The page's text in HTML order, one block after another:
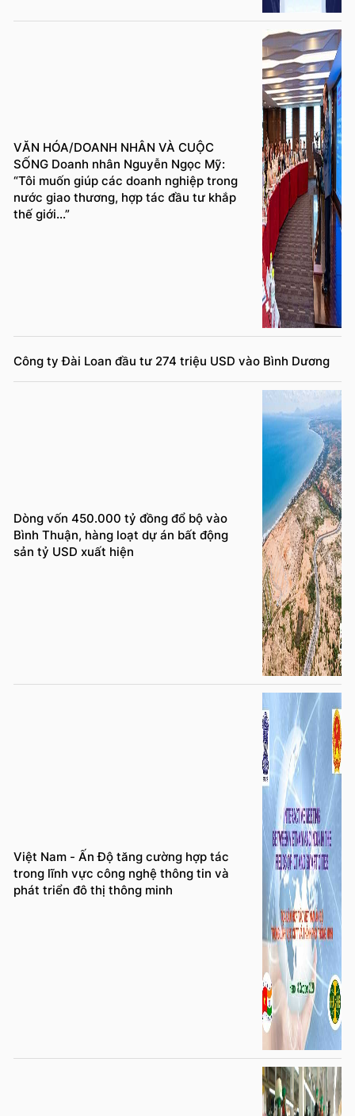
VĂN HÓA/DOANH NHÂN VÀ CUỘC
SỐNG Doanh nhân Nguyễn Ngọc Mỹ:
“Tôi muốn giúp các doanh nghiệp trong
nước giao thương, hợp tác đầu tư khắp
thế giới...”
Công ty Đài Loan đầu tư 274 triệu USD vào Bình Dương
Dòng vốn 450.000 tỷ đồng đổ bộ vào
Bình Thuận, hàng loạt dự án bất động
sản tỷ USD xuất hiện
Việt Nam - Ấn Độ tăng cường hợp tác
trong lĩnh vực công nghệ thông tin và
phát triển đô thị thông minh